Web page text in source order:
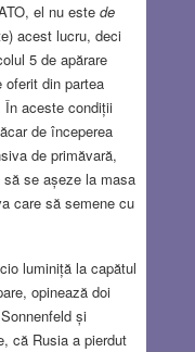
el nu este de
acest lucru, deci
5 de apărare
din partea
În aceste condiții
de începerea
de primăvară,
se așeze la masa
care să semene cu
luminiță la capătul
opinează doi
și
că Rusia a pierdut